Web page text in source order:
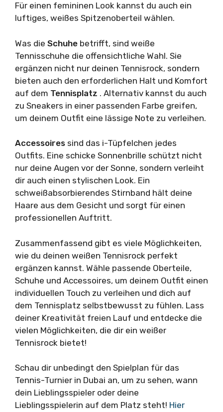
Für einen femininen Look kannst du auch ein
luftiges, weißes Spitzenoberteil wählen.
Was die Schuhe betrifft, sind weiße
Tennisschuhe die offensichtliche Wahl. Sie
ergänzen nicht nur deinen Tennisrock, sondern
bieten auch den erforderlichen Halt und Komfort
auf dem Tennisplatz . Alternativ kannst du auch
zu Sneakers in einer passenden Farbe greifen,
um deinem Outfit eine lässige Note zu verleihen.
Accessoires sind das i-Tüpfelchen jedes
Outfits. Eine schicke Sonnenbrille schützt nicht
nur deine Augen vor der Sonne, sondern verleiht
dir auch einen stylischen Look. Ein
schweißabsorbierendes Stirnband hält deine
Haare aus dem Gesicht und sorgt für einen
professionellen Auftritt.
Zusammenfassend gibt es viele Möglichkeiten,
wie du deinen weißen Tennisrock perfekt
ergänzen kannst. Wähle passende Oberteile,
Schuhe und Accessoires, um deinem Outfit einen
individuellen Touch zu verleihen und dich auf
dem Tennisplatz selbstbewusst zu fühlen. Lass
deiner Kreativität freien Lauf und entdecke die
vielen Möglichkeiten, die dir ein weißer
Tennisrock bietet!
Schau dir unbedingt den Spielplan für das
Tennis-Turnier in Dubai an, um zu sehen, wann
dein Lieblingsspieler oder deine
Lieblingsspielerin auf dem Platz steht! Hier